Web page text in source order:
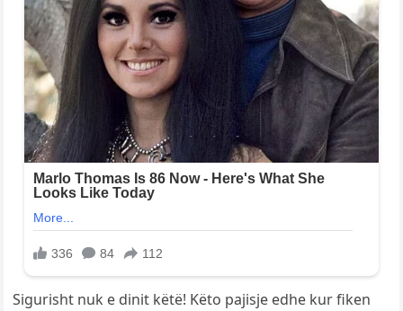
Sigurisht nuk e dinit këtë! Këto pajisje edhe kur fiken